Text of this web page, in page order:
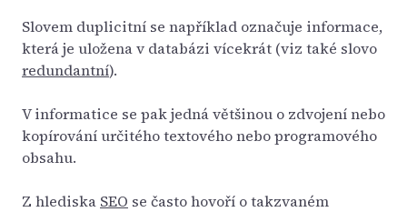
Slovem duplicitní se například označuje informace,
která je uložena v databázi vícekrát (viz také slovo
redundantní).
V informatice se pak jedná většinou o zdvojení nebo
kopírování určitého textového nebo programového
obsahu.
Z hlediska SEO se často hovoří o takzvaném